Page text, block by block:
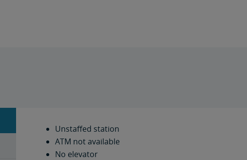
Unstaffed station
ATM not available
No elevator